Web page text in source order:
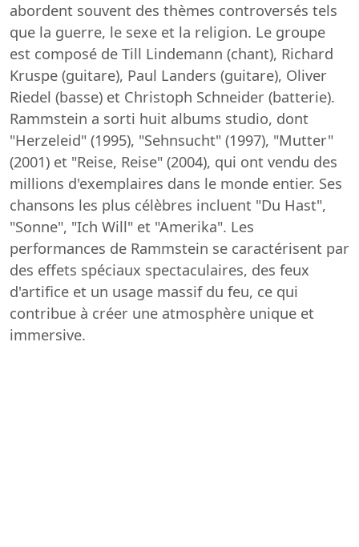
abordent souvent des thèmes controversés tels
que la guerre, le sexe et la religion. Le groupe
est composé de Till Lindemann (chant), Richard
Kruspe (guitare), Paul Landers (guitare), Oliver
Riedel (basse) et Christoph Schneider (batterie).
Rammstein a sorti huit albums studio, dont
"Herzeleid" (1995), "Sehnsucht" (1997), "Mutter"
(2001) et "Reise, Reise" (2004), qui ont vendu des
millions d'exemplaires dans le monde entier. Ses
chansons les plus célèbres incluent "Du Hast",
"Sonne", "Ich Will" et "Amerika". Les
performances de Rammstein se caractérisent par
des effets spéciaux spectaculaires, des feux
d'artifice et un usage massif du feu, ce qui
contribue à créer une atmosphère unique et
immersive.